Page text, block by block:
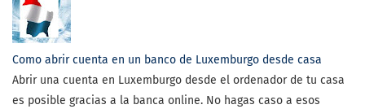
Como abrir cuenta en un banco de Luxemburgo desde casa
Abrir una cuenta en Luxemburgo desde el ordenador de tu casa
es posible gracias a la banca online. No hagas caso a esos